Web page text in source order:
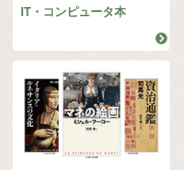
IT・コンピュータ本